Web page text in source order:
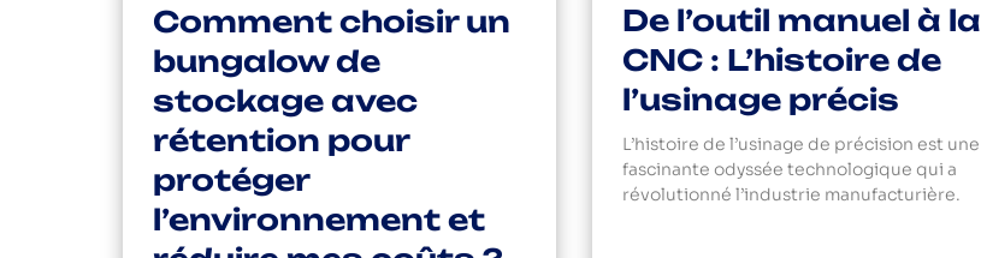
Comment choisir un
bungalow de
stockage avec
rétention pour
protéger
l’environnement et
De l’outil manuel à la
CNC : L’histoire de
l’usinage précis
L’histoire de l’usinage de précision est une
fascinante odyssée technologique qui a
révolutionné l’industrie manufacturière.